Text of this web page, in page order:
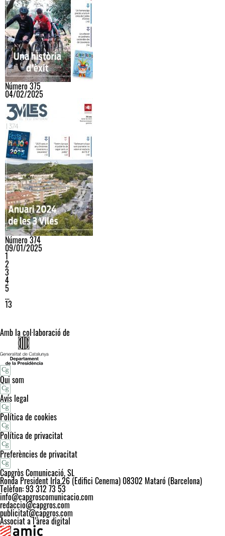
Número 375
04/02/2025
Número 374
09/01/2025
1
2
3
4
5
…
13
Amb la col·laboració de
Qui som
Avís legal
Política de cookies
Política de privacitat
Preferències de privacitat
Capgròs Comunicació, SL
Ronda President Irla,26 (Edifici Cenema) 08302 Mataró (Barcelona)
Telèfon: 93 312 73 53
info@capgroscomunicacio.com
redaccio@capgros.com
publicitat@capgros.com
Associat a l’àrea digital